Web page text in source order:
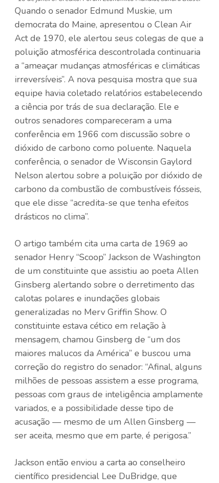
Quando o senador Edmund Muskie, um
democrata do Maine, apresentou o Clean Air
Act de 1970, ele alertou seus colegas de que a
poluição atmosférica descontrolada continuaria
a “ameaçar mudanças atmosféricas e climáticas
irreversíveis”. A nova pesquisa mostra que sua
equipe havia coletado relatórios estabelecendo
a ciência por trás de sua declaração. Ele e
outros senadores compareceram a uma
conferência em 1966 com discussão sobre o
dióxido de carbono como poluente. Naquela
conferência, o senador de Wisconsin Gaylord
Nelson alertou sobre a poluição por dióxido de
carbono da combustão de combustíveis fósseis,
que ele disse “acredita-se que tenha efeitos
drásticos no clima”.
O artigo também cita uma carta de 1969 ao
senador Henry “Scoop” Jackson de Washington
de um constituinte que assistiu ao poeta Allen
Ginsberg alertando sobre o derretimento das
calotas polares e inundações globais
generalizadas no Merv Griffin Show. O
constituinte estava cético em relação à
mensagem, chamou Ginsberg de “um dos
maiores malucos da América” e buscou uma
correção do registro do senador: “Afinal, alguns
milhões de pessoas assistem a esse programa,
pessoas com graus de inteligência amplamente
variados, e a possibilidade desse tipo de
acusação — mesmo de um Allen Ginsberg —
ser aceita, mesmo que em parte, é perigosa.”
Jackson então enviou a carta ao conselheiro
científico presidencial Lee DuBridge, que